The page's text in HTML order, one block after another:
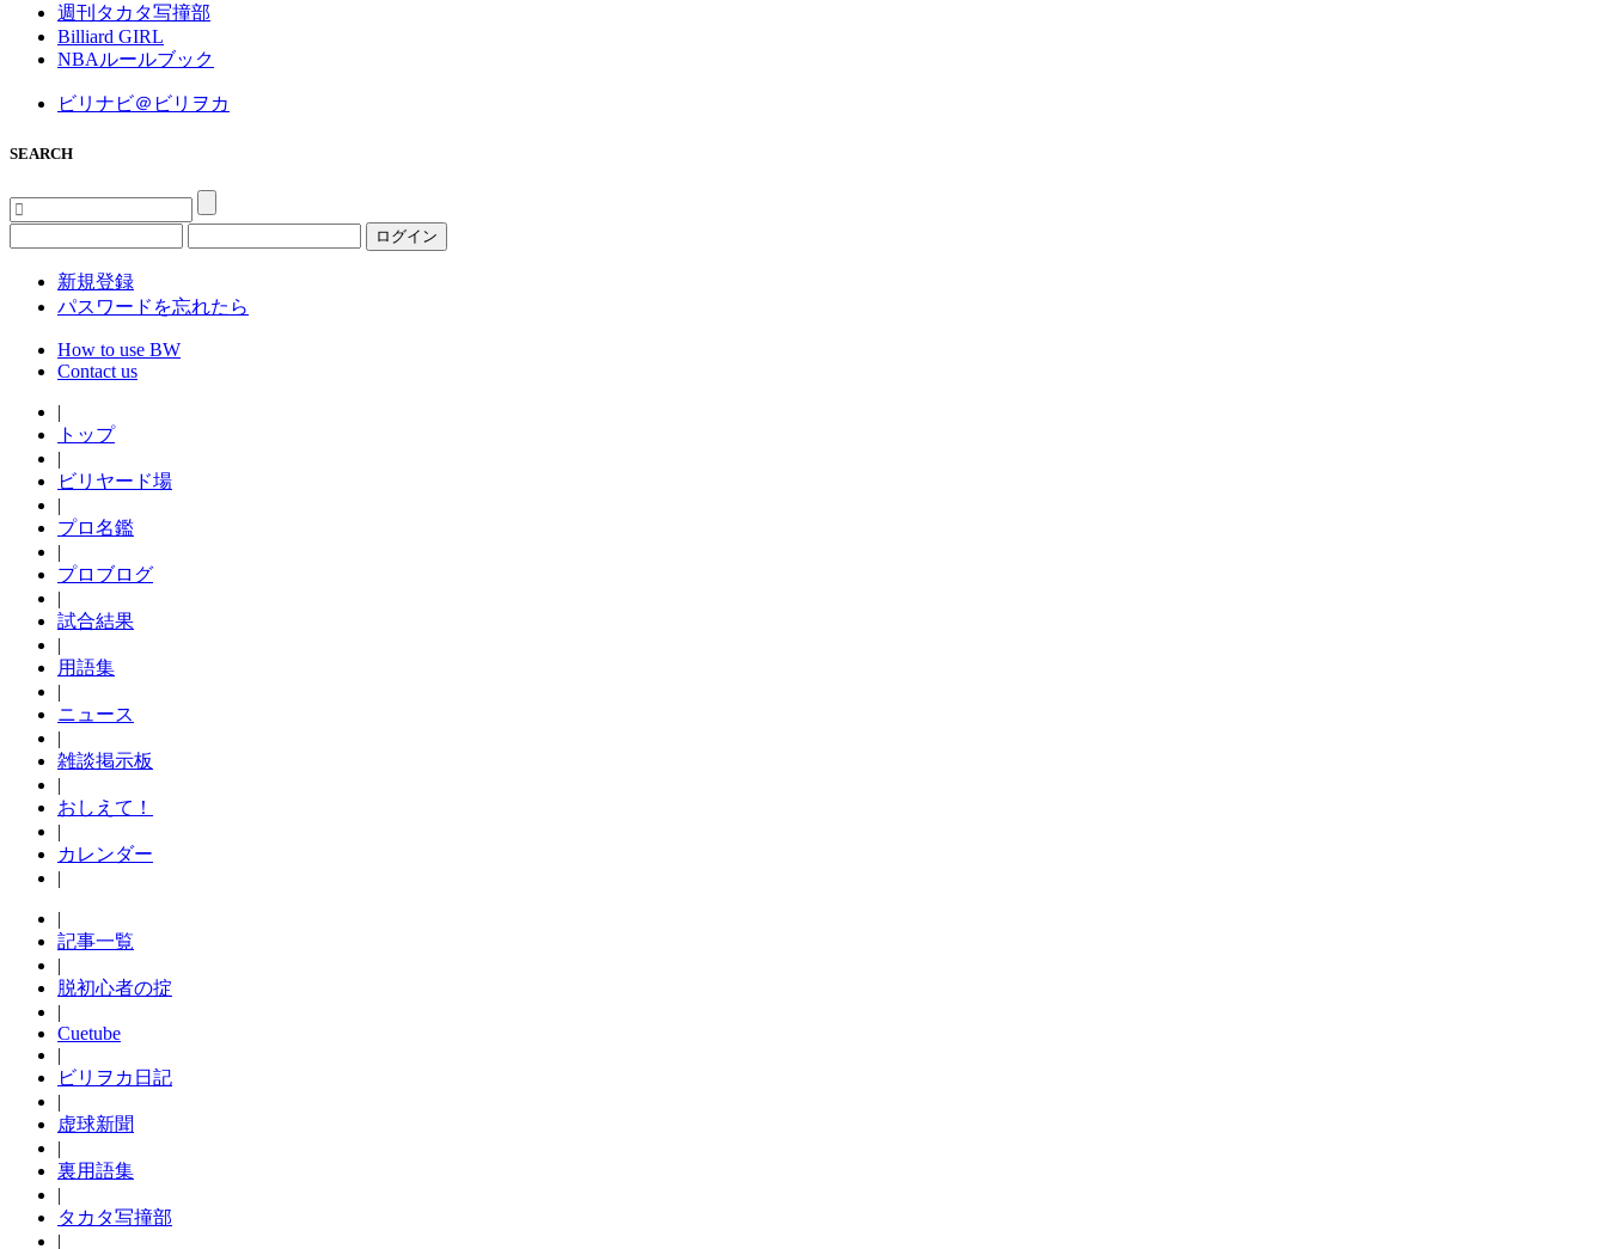
週刊タカタ写撞部
Billiard GIRL
NBAルールブック
ビリナビ＠ビリヲカ
SEARCH
ログイン
新規登録
パスワードを忘れたら
How to use BW
Contact us
|
トップ
|
ビリヤード場
|
プロ名鑑
|
プロブログ
|
試合結果
|
用語集
|
ニュース
|
雑談掲示板
|
おしえて！
|
カレンダー
|
|
記事一覧
|
脱初心者の掟
|
Cuetube
|
ビリヲカ日記
|
虚球新聞
|
裏用語集
|
タカタ写撞部
|